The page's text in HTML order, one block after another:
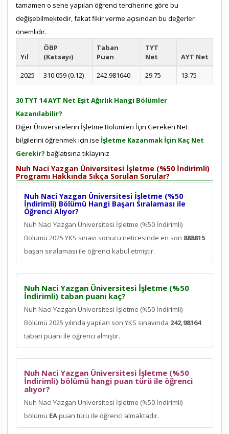
tamamen o sene yapılan öğrenci terciherine göre bu
değişebilmektedir, fakat fikir verme açısından bu değerler
önemlidir.
Yıl
ÖBP
(Katsayı)
Taban
Puan
TYT
Net
AYT Net
2025
310.059 (0.12) 242.981640 29.75 13.75
30 TYT 14 AYT Net Eşit Ağırlık Hangi Bölümler
Kazanılabilir?
Diğer Üniversitelerin İşletme Bölümleri İçin Gereken Net
bilgilerini öğrenmek için ise İşletme Kazanmak İçin Kaç Net
Gerekir? bağlatısına tıklayınız
Nuh Naci Yazgan Üniversitesi İşletme (%50 İndirimli)
Programı Hakkında Sıkça Sorulan Sorular?
Nuh Naci Yazgan Üniversitesi İşletme (%50
İndirimli) Bölümü Hangi Başarı Sıralaması ile
Öğrenci Alıyor?
Nuh Naci Yazgan Üniversitesi İşletme (%50 İndirimli)
Bölümü 2025 YKS sınavı sonucu neticesinde en son 888815
başarı sıralaması ile öğrenci kabul etmiştir.
Nuh Naci Yazgan Üniversitesi İşletme (%50
İndirimli) taban puanı kaç?
Nuh Naci Yazgan Üniversitesi İşletme (%50 İndirimli)
Bölümü 2025 yılında yapılan son YKS sınavında 242,98164
taban puanı ile öğrenci almıştır.
Nuh Naci Yazgan Üniversitesi İşletme (%50
İndirimli) bölümü hangi puan türü ile öğrenci
alıyor?
Nuh Naci Yazgan Üniversitesi İşletme (%50 İndirimli)
bölümü EApuan türü ile öğrenci almaktadır.